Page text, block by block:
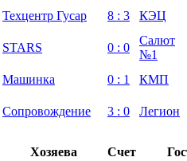
Техцентр Гусар 8 : 3
КЭЦ
STARS 0 : 0
Салют
№1
Машинка 0 : 1
КМП
Сопровождение 3 : 0
Легион
Хозяева Счет